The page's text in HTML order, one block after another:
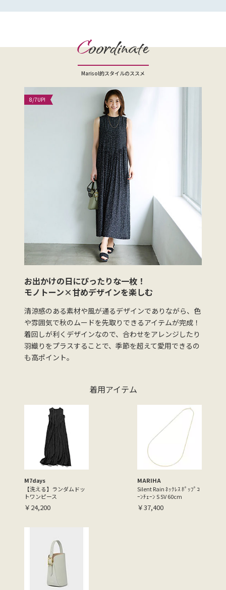
Coordinate
Marisol的スタイルのススメ
8/7UP!
お出かけの日にぴったりな一枚！
モノトーン×甘めデザインを楽しむ
清涼感のある素材や風が通るデザインでありながら、色
や雰囲気で秋のムードを先取りできるアイテムが完成！
着回しが利くデザインなので、合わせをアレンジしたり
羽織りをプラスすることで、季節を超えて愛用できるの
も高ポイント。
着用アイテム
M7days
【洗える】ランダムドッ
トワンピース
￥24,200
MARIHA
Silent Rain ﾈｯｸﾚｽ ﾎﾟｯﾌﾟｺ
ｰﾝﾁｪｰﾝ S SV 60cm
￥37,400